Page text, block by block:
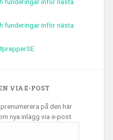
funderingar inför nästa
VIA E-POST
på den här
nya inlägg via e-post.